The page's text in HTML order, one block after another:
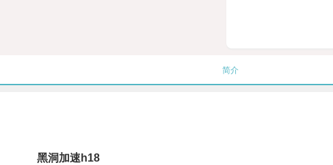
简介
黑洞加速h18